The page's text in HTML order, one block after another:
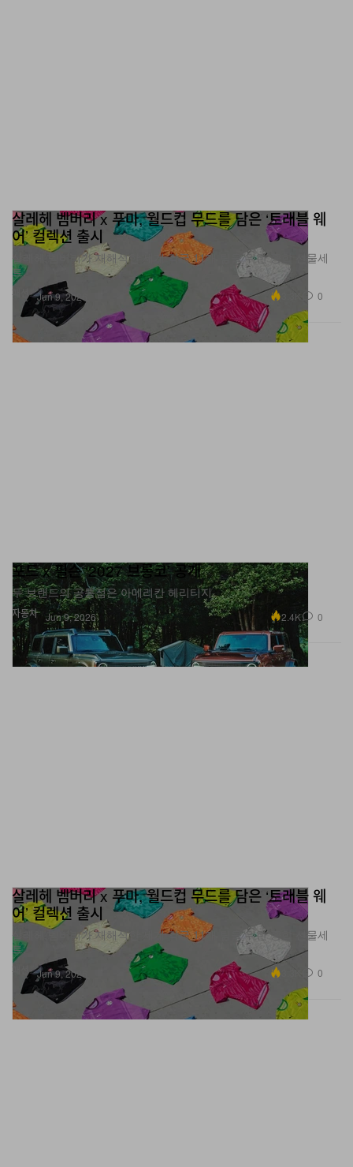
패션
살레헤 벰버리 x 푸마, 월드컵 무드를 담은 ‘트래블 웨
어’ 컬렉션 출시
살레헤 벰버리가 재해석한 세계 각국 11개 팀을 위한 종합 선물세
트.
Jun 9, 2026 0
자동차
포드 x 필슨 ‘2027 브롱코’ 공개
두 브랜드의 공통점은 아메리칸 헤리티지.
Jun 9, 2026 2.4K 0
패션
살레헤 벰버리 x 푸마, 월드컵 무드를 담은 ‘트래블 웨
어’ 컬렉션 출시
살레헤 벰버리가 재해석한 세계 각국 11개 팀을 위한 종합 선물세
트.
Jun 9, 2026 0